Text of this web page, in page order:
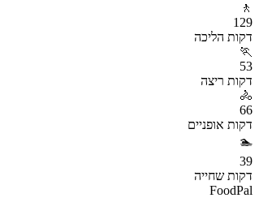
🚶
129
דקות הליכה
🏃
53
דקות ריצה
🚴
66
דקות אופניים
🏊
39
דקות שחייה
FoodPal